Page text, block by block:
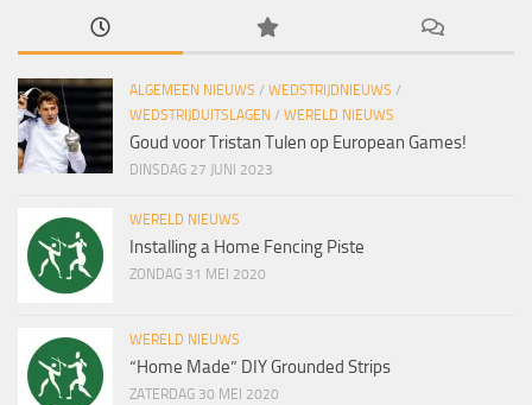
ALGEMEEN NIEUWS / WEDSTRIJDNIEUWS /
WEDSTRIJDUITSLAGEN / WERELD NIEUWS
Goud voor Tristan Tulen op European Games!
DINSDAG 27 JUNI 2023
WERELD NIEUWS
Installing a Home Fencing Piste
ZONDAG 31 MEI 2020
WERELD NIEUWS
“Home Made” DIY Grounded Strips
ZATERDAG 30 MEI 2020